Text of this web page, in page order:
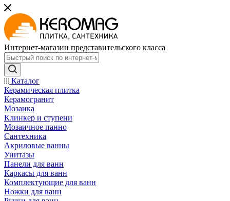
Интернет-магазин представительского класса
Каталог
Керамическая плитка
Керамогранит
Мозаика
Клинкер и ступени
Мозаичное панно
Сантехника
Акриловые ванны
Унитазы
Панели для ванн
Каркасы для ванн
Комплектующие для ванн
Ножки для ванн